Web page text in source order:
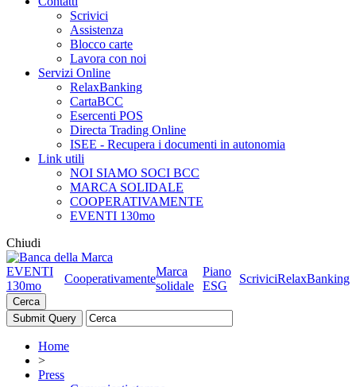
Scrivici
Assistenza
Blocco carte
Lavora con noi
Servizi Online
RelaxBanking
CartaBCC
Esercenti POS
Directa Trading Online
ISEE - Recupera i documenti in autonomia
Link utili
NOI SIAMO SOCI BCC
MARCA SOLIDALE
COOPERATIVAMENTE
EVENTI 130mo
Chiudi
EVENTI
130mo
Cooperativamente
Marca
solidale
Piano
ESG
ScriviciRelaxBanking
Cerca
Home
>
Press